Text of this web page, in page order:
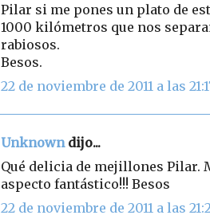
Pilar si me pones un plato de
1000 kilómetros que nos
rabiosos.
Besos.
22 de noviembre de 2011 a las
Unknowndijo...
Qué delicia de mejillones Pilar.
aspecto fantástico!!! Besos
22 de noviembre de 2011 a las